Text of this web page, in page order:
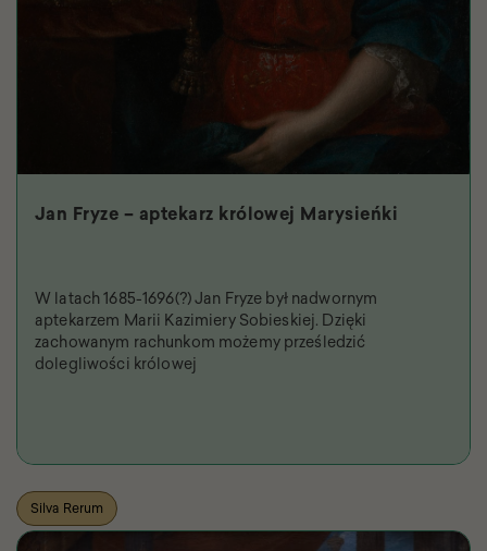
Jan Fryze – aptekarz królowej Marysieńki
W latach 1685-1696(?) Jan Fryze był nadwornym
aptekarzem Marii Kazimiery Sobieskiej. Dzięki
zachowanym rachunkom możemy prześledzić
dolegliwości królowej
Silva Rerum